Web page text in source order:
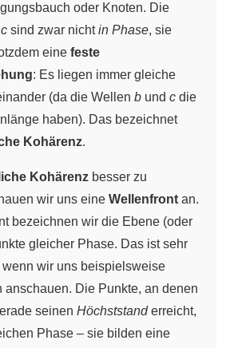
oder Knoten. Die
c sind zwar nichtin Phase, sie
eine feste
: Es liegen immer gleiche
(da die Wellen b und c die
haben). Das bezeichnet
Kohärenz.
Kohärenz besser zu
wir uns eine Wellenfront an.
bezeichnen wir die Ebene (oder
gleicher Phase. Das ist sehr
wir uns beispielsweise
anschauen. Die Punkte, an denen
seinen Höchststanderreicht,
Phase – sie bilden eine